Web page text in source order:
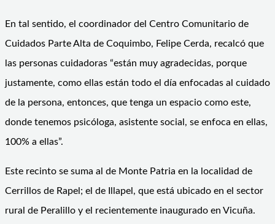
En tal sentido, el coordinador del Centro Comunitario de
Cuidados Parte Alta de Coquimbo, Felipe Cerda, recalcó que
las personas cuidadoras “están muy agradecidas, porque
justamente, como ellas están todo el día enfocadas al cuidado
de la persona, entonces, que tenga un espacio como este,
donde tenemos psicóloga, asistente social, se enfoca en ellas,
100% a ellas”.
Este recinto se suma al de Monte Patria en la localidad de
Cerrillos de Rapel; el de Illapel, que está ubicado en el sector
rural de Peralillo y el recientemente inaugurado en Vicuña.